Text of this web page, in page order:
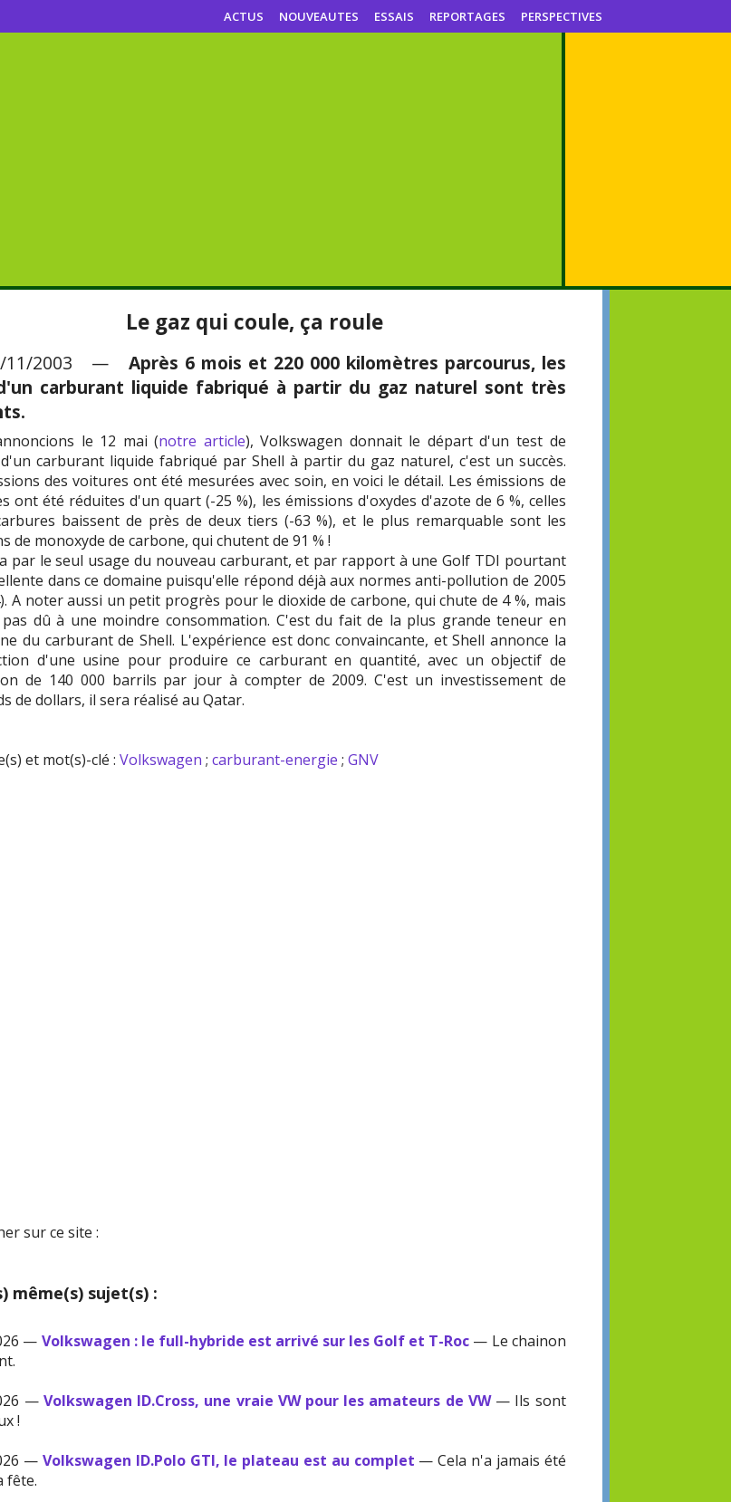
ACTUS NOUVEAUTES ESSAIS REPORTAGES PERSPECTIVES
Le gaz qui coule, ça roule
11/2003 — Après 6 mois et 220 000 kilomètres parcourus, les
carburant liquide fabriqué à partir du gaz naturel sont très
le 12 mai (notre article), Volkswagen donnait le départ d'un test de
carburant liquide fabriqué par Shell à partir du gaz naturel, c'est un succès.
des voitures ont été mesurées avec soin, en voici le détail. Les émissions de
ont été réduites d'un quart (-25 %), les émissions d'oxydes d'azote de 6 %, celles
baissent de près de deux tiers (-63 %), et le plus remarquable sont les
de monoxyde de carbone, qui chutent de 91 % !
par le seul usage du nouveau carburant, et par rapport à une Golf TDI pourtant
dans ce domaine puisqu'elle répond déjà aux normes anti-pollution de 2005
A noter aussi un petit progrès pour le dioxide de carbone, qui chute de 4 %, mais
dû à une moindre consommation. C'est du fait de la plus grande teneur en
du carburant de Shell. L'expérience est donc convaincante, et Shell annonce la
d'une usine pour produire ce carburant en quantité, avec un objectif de
de 140 000 barrils par jour à compter de 2009. C'est un investissement de
de dollars, il sera réalisé au Qatar.
et mot(s)-clé :Volkswagen ;carburant-energie ;GNV
sur ce site :
même(s) sujet(s) :
— Volkswagen : le full-hybride est arrivé sur les Golf et T-Roc — Le chainon
— Volkswagen ID.Cross, une vraie VW pour les amateurs de VW— Ils sont
!
—Volkswagen ID.Polo GTI, le plateau est au complet — Cela n'a jamais été
fête.